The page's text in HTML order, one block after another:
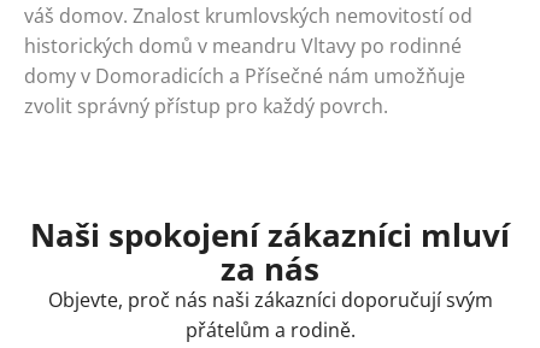
váš domov. Znalost krumlovských nemovitostí od
historických domů v meandru Vltavy po rodinné
domy v Domoradicích a Přísečné nám umožňuje
zvolit správný přístup pro každý povrch.
Naši spokojení zákazníci mluví
za nás
Objevte, proč nás naši zákazníci doporučují svým
přátelům a rodině.